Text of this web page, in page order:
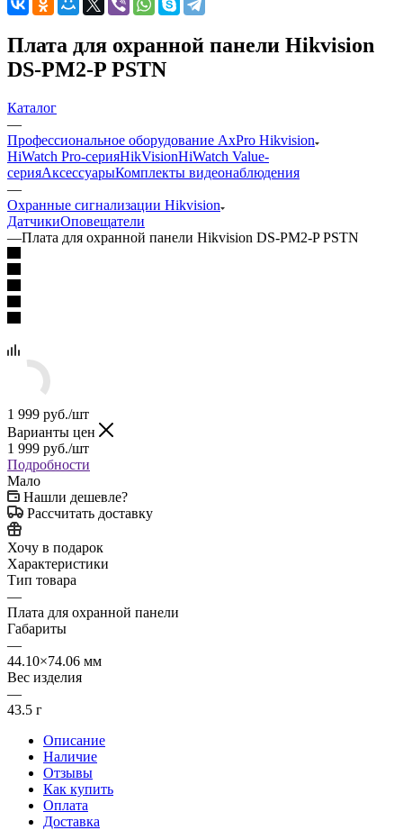
Плата для охранной панели Hikvision
DS-PM2-P PSTN
Каталог
—
Профессиональное оборудование AxPro Hikvision
HiWatch Pro-серияHikVisionHiWatch Value-
серияАксессуарыКомплекты видеонаблюдения
—
Охранные сигнализации Hikvision
ДатчикиОповещатели
—Плата для охранной панели Hikvision DS-PM2-P PSTN
1 999 руб./шт
Варианты цен
1 999 руб./шт
Подробности
Мало
Нашли дешевле?
Рассчитать доставку
Хочу в подарок
Характеристики
Тип товара
—
Плата для охранной панели
Габариты
—
44.10×74.06 мм
Вес изделия
—
43.5 г
Описание
Наличие
Отзывы
Как купить
Оплата
Доставка